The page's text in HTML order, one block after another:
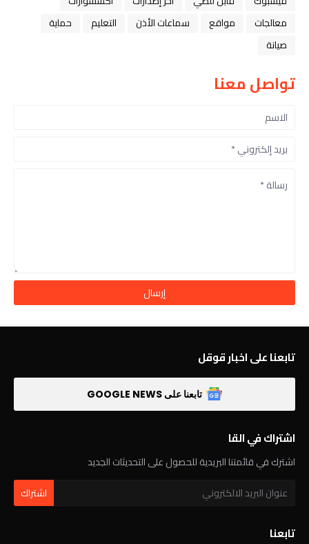
معالجات
مواقع سماعات الأذن التعليم
حماية
صيانة
تواصل معنا
تابعنا على اخبار قوقل
تابعنا على GOOGLE NEWS
اشتراك في القا
اشترك في قائمتنا البريدية للحصول على التحديثات الجديد
تابعنا